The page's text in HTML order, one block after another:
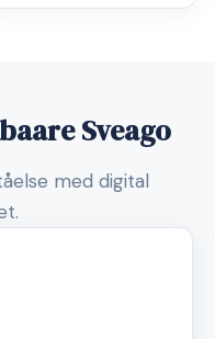
Sveago
med digital